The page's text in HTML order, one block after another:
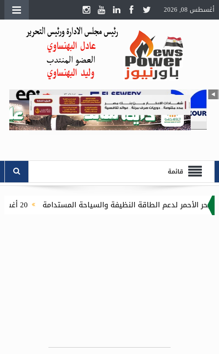
أغسطس 08, 2026
قائمة
20 أغسطس.. انطلاق الدورة الثامنة لمعرض تكنولوجيا الليد ونظم الإضاءة الحديثة بالقاهرة الجديدة